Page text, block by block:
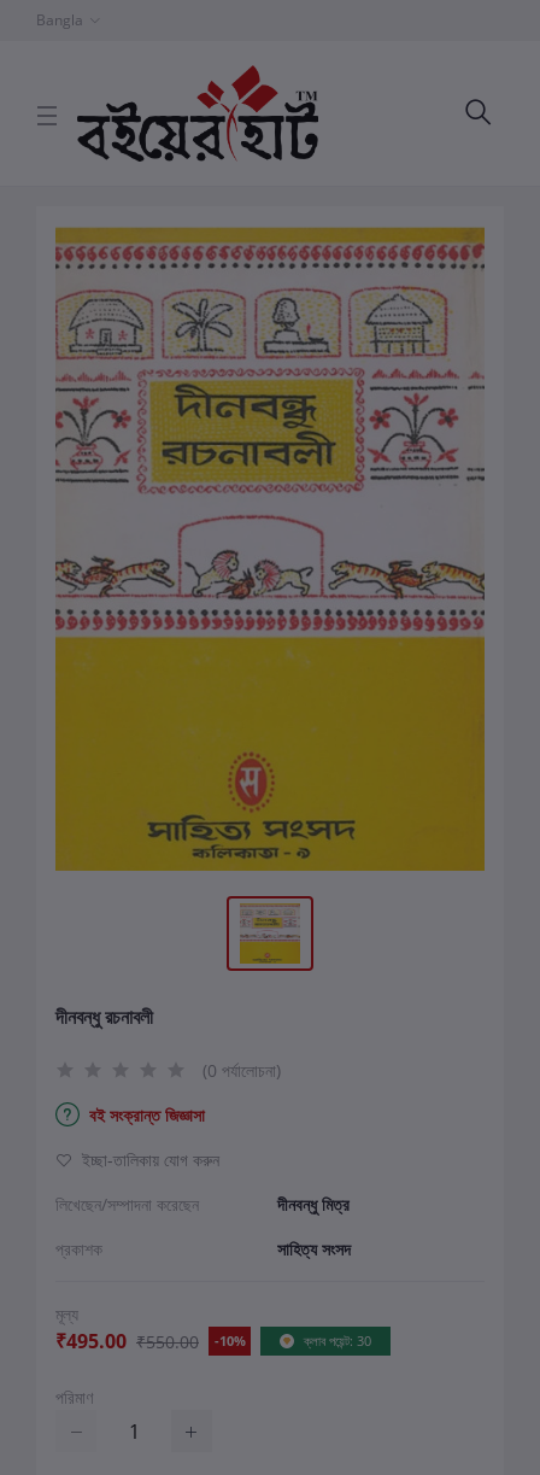
Bangla
দীনবন্ধু রচনাবলী
(0 পর্যালোচনা)
বই সংক্রান্ত জিজ্ঞাসা
ইচ্ছা-তালিকায় যোগ করুন
লিখেছেন/সম্পাদনা করেছেন
দীনবন্ধু মিত্র
প্রকাশক
সাহিত্য সংসদ
মূল্য
₹495.00 ₹550.00 -10% ক্লাব পয়েন্ট: 30
পরিমাণ